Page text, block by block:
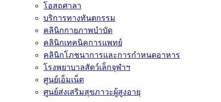
โอสถศาลา
บริการทางทันตกรรม
คลินิกกายภาพบำบัด
คลินิกเทคนิคการแพทย์
คลินิกโภชนาการและการกำหนดอาหาร
โรงพยาบาลสัตว์เล็กจุฬาฯ
ศูนย์เอ็มเน็ต
ศูนย์ส่งเสริมสุขภาวะผู้สูงอายุ